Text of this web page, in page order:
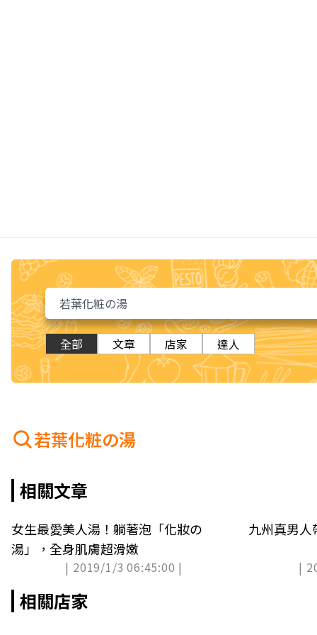
全部 文章 店家 達人
若葉化粧の湯
相關文章
女生最愛美人湯！躺著泡「化妝の
湯」，全身肌膚超滑嫩
| 2019/1/3 06:45:00 |
九州真男人
|
相關店家